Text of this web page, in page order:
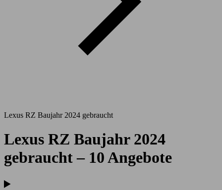
Lexus RZ Baujahr 2024 gebraucht
Lexus RZ Baujahr 2024
gebraucht – 10 Angebote